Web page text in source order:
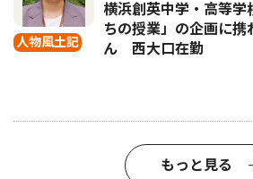
人物風土記
横浜創英中学・高等学
ちの授業」の企画に
ん 西大口在勤
もっと見る